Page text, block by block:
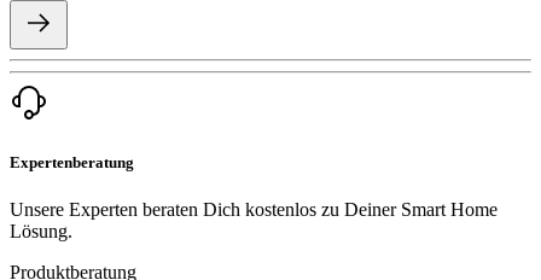
Expertenberatung
Unsere Experten beraten Dich kostenlos zu Deiner Smart Home
Lösung.
Produktberatung